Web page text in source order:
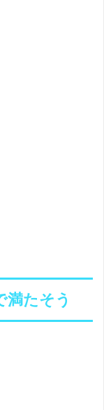
満たそう